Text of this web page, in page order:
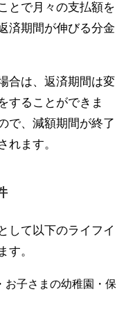
とで月々の支払額を
済期間が伸びる分金
合は、返済期間は変
することができま
で、減額期間が終了
れます。
して以下のライフイ
す。
お子さまの幼稚園・保